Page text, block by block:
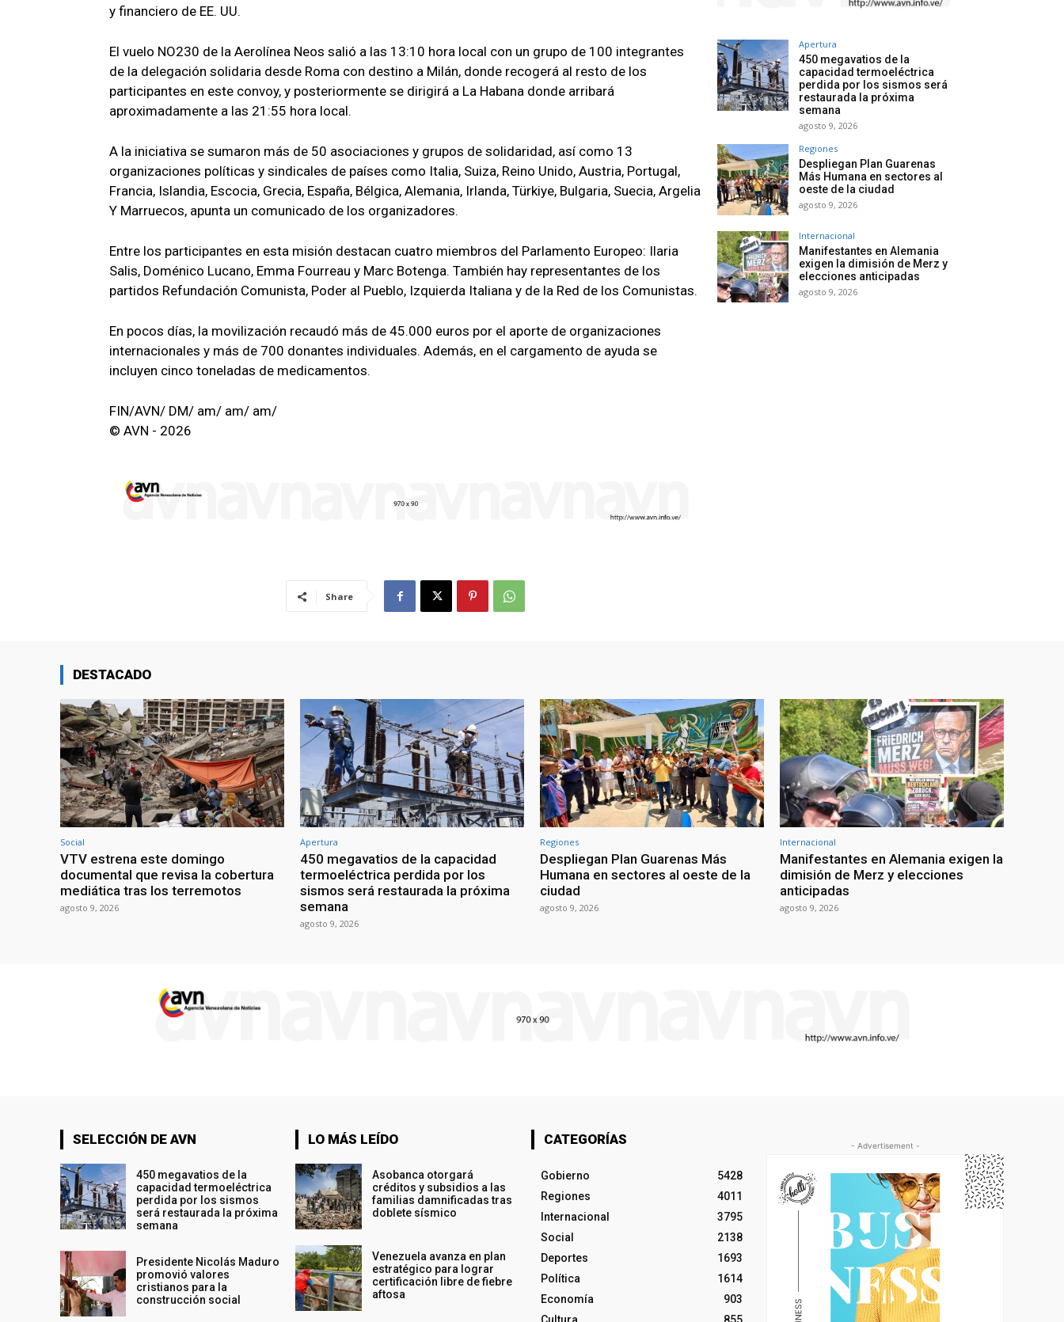
y financiero de EE. UU.
El vuelo NO230 de la Aerolínea Neos salió a las 13:10 hora local con un grupo de 100 integrantes
de la delegación solidaria desde Roma con destino a Milán, donde recogerá al resto de los
participantes en este convoy, y posteriormente se dirigirá a La Habana donde arribará
aproximadamente a las 21:55 hora local.
A la iniciativa se sumaron más de 50 asociaciones y grupos de solidaridad, así como 13
organizaciones políticas y sindicales de países como Italia, Suiza, Reino Unido, Austria, Portugal,
Francia, Islandia, Escocia, Grecia, España, Bélgica, Alemania, Irlanda, Türkiye, Bulgaria, Suecia, Argelia
Y Marruecos, apunta un comunicado de los organizadores.
Entre los participantes en esta misión destacan cuatro miembros del Parlamento Europeo: Ilaria
Salis, Doménico Lucano, Emma Fourreau y Marc Botenga. También hay representantes de los
partidos Refundación Comunista, Poder al Pueblo, Izquierda Italiana y de la Red de los Comunistas.
En pocos días, la movilización recaudó más de 45.000 euros por el aporte de organizaciones
internacionales y más de 700 donantes individuales. Además, en el cargamento de ayuda se
incluyen cinco toneladas de medicamentos.
FIN/AVN/ DM/ am/ am/ am/
© AVN - 2026
Share
Apertura
450 megavatios de la
capacidad termoeléctrica
perdida por los sismos será
restaurada la próxima
semana
agosto 9, 2026
Regiones
Despliegan Plan Guarenas
Más Humana en sectores al
oeste de la ciudad
agosto 9, 2026
Internacional
Manifestantes en Alemania
exigen la dimisión de Merz y
elecciones anticipadas
agosto 9, 2026
DESTACADO
Social
VTV estrena este domingo
documental que revisa la cobertura
mediática tras los terremotos
agosto 9, 2026
Apertura
450 megavatios de la capacidad
termoeléctrica perdida por los
sismos será restaurada la próxima
semana
agosto 9, 2026
Regiones
Despliegan Plan Guarenas Más
Humana en sectores al oeste de la
ciudad
agosto 9, 2026
Internacional
Manifestantes en Alemania exigen la
dimisión de Merz y elecciones
anticipadas
agosto 9, 2026
SELECCIÓN DE AVN
450 megavatios de la
capacidad termoeléctrica
perdida por los sismos
será restaurada la próxima
semana
Presidente Nicolás Maduro
promovió valores
cristianos para la
construcción social
LO MÁS LEÍDO
Asobanca otorgará
créditos y subsidios a las
familias damnificadas tras
doblete sísmico
Venezuela avanza en plan
estratégico para lograr
certificación libre de fiebre
aftosa
CATEGORÍAS
Gobierno
5428
Regiones
4011
Internacional
3795
Social
2138
Deportes
1693
Política
1614
Economía
903
- Advertisement -